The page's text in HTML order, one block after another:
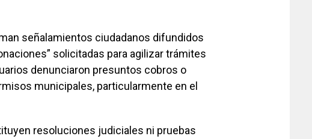
señalamientos ciudadanos difundidos
solicitadas para agilizar trámites
denunciaron presuntos cobros o
municipales, particularmente en el
resoluciones judiciales ni pruebas